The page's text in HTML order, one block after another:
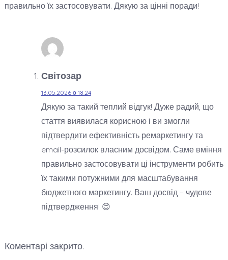
правильно їх застосовувати. Дякую за цінні поради!
Світозар
13.05.2026 о 18:24
Дякую за такий теплий відгук! Дуже радий, що
стаття виявилася корисною і ви змогли
підтвердити ефективність ремаркетингу та
email-розсилок власним досвідом. Саме вміння
правильно застосовувати ці інструменти робить
їх такими потужними для масштабування
бюджетного маркетингу. Ваш досвід – чудове
підтвердження! 😊
Коментарі закрито.